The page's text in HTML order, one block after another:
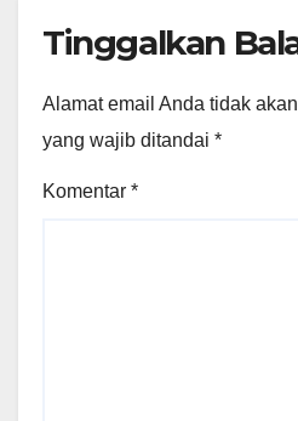
Tinggalkan
Alamat email Anda tidak
yang wajib ditandai *
Komentar *